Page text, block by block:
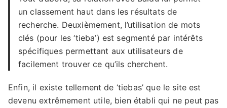
un classement haut dans les résultats de
recherche. Deuxièmement, l’utilisation de mots
clés (pour les ‘tieba’) est segmenté par intérêts
spécifiques permettant aux utilisateurs de
facilement trouver ce qu’ils cherchent.
Enfin, il existe tellement de ‘tiebas’ que le site est
devenu extrêmement utile, bien établi qui ne peut pas